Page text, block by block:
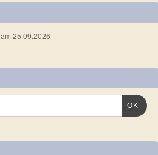
am 25.09.2026
OK